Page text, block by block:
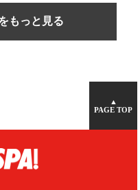
もっと見る
▲
PAGE TOP